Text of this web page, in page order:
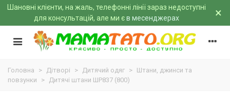
Шановні клієнти, на жаль, телефонні лінії зараз недоступні
для консультацій, але ми єв месенджерах ×
Головна > Дітворі > Дитячий одяг > Штани, джинси та
повзунки
> Дитячі штани ШР837 (800)